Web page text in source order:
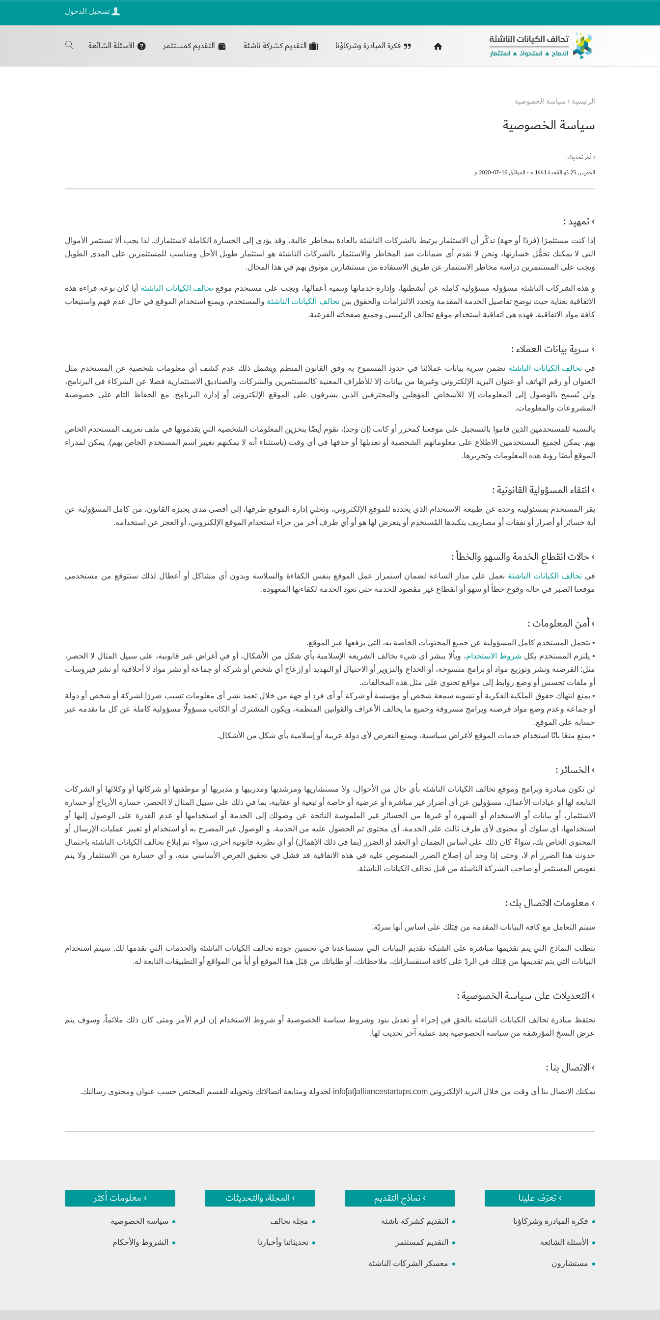
تسجيل الدخول
فكرة المبادرة وشركاؤنا التقديم كشركة ناشئة التقديم كمستثمر الأسئلة الشائعة
الرئيسية / سياسة الخصوصية
سياسة الخصوصية
› آخر تحديث :
الخميس 25 ذو القعدة 1441 ﻫ • الموافق 16-07-2020 م
› تمهيد :
إذا كنت مستثمرًا (فردًا أو جهة) تذكَّر أن الاستثمار يرتبط بالشركات الناشئة بالعادة بمخاطر عالية، وقد يؤدي إلى الخسارة الكاملة لاستثمارك. لذا يجب ألا تستثمر الأموال
التي لا يمكنك تحمُّل خسارتها، ونحن لا نقدم أي ضمانات ضد المخاطر والاستثمار بالشركات الناشئة هو استثمار طويل الأجل ومناسب للمستثمرين على المدى الطويل
ويجب على المستثمرين دراسة مخاطر الاستثمار عن طريق الاستفادة من مستشارين موثوق بهم في هذا المجال.
و هذه الشركات الناشئة مسؤولة مسؤولية كاملة عن أنشطتها، وإدارة خدماتها وتنمية أعمالها، ويجب على مستخدم موقع تحالف الكيانات الناشئة أيا كان نوعه قراءة هذه
الاتفاقية بعناية حيث توضح تفاصيل الخدمة المقدمة وتحدد الالتزامات والحقوق بينتحالف الكيانات الناشئة والمستخدم، ويمنع استخدام الموقع في حال عدم فهم واستيعاب
كافة مواد الاتفاقية. فهذه هي اتفاقية استخدام موقع تحالف الرئيسي وجميع صفحاته الفرعية.
› سرية بيانات العملاء :
في تحالف الكيانات الناشئة نضمن سرية بيانات عملائنا في حدود المسموح به وفق القانون المنظم ويشمل ذلك عدم كشف أي معلومات شخصية عن المستخدم مثل
العنوان أو رقم الهاتف أو عنوان البريد الإلكتروني وغيرها من بيانات إلا للأطراف المعنية كالمستثمرين والشركات والصناديق الاستثمارية فضلا عن الشركاء في البرنامج،
ولن يُسمح بالوصول إلى المعلومات إلا للأشخاص المؤهلين والمحترفين الذين يشرفون على الموقع الإلكتروني أو إدارة البرنامج. مع الحفاظ التام على خصوصية
المشروعات والمعلومات.
بالنسبة للمستخدمين الذين قاموا بالتسجيل على موقعنا كمحرر أو كاتب (إن وجد)، نقوم أيضًا بتخزين المعلومات الشخصية التي يقدمونها في ملف تعريف المستخدم الخاص
بهم. يمكن لجميع المستخدمين الاطلاع على معلوماتهم الشخصية أو تعديلها أو حذفها في أي وقت (باستثناء أنه لا يمكنهم تغيير اسم المستخدم الخاص بهم). يمكن لمدراء
الموقع أيضًا رؤية هذه المعلومات وتحريرها.
› انتفاء المسؤولية القانونية :
يقر المستخدم بمسئوليته وحده عن طبيعة الاستخدام الذي يحدده للموقع الإلكتروني، وتخلي إدارة الموقع طرفها، إلى أقصى مدى يجيزه القانون، من كامل المسؤولية عن
أية خسائر أو أضرار أو نفقات أو مصاريف يتكبدها المُستخدِم أو يتعرض لها هو أو أي طرف آخر من جراء استخدام الموقع الإلكتروني، أو العجز عن استخدامه.
› حالات انقطاع الخدمة والسهو والخطأ :
في تحالف الكيانات الناشئة نعمل على مدار الساعة لضمان استمرار عمل الموقع بنفس الكفاءة والسلاسة وبدون أي مشاكل أو أعطال لذلك سنتوقع من مستخدمي
موقعنا الصبر في حالة وقوع خطأ أو سهو أو انقطاع غير مقصود للخدمة حتى تعود الخدمة لكفاءتها المعهودة.
› أمن المعلومات :
• يتحمل المستخدم كامل المسؤولية عن جميع المحتويات الخاصة به، التي يرفعها عبر الموقع.
• يلتزم المستخدم بكل شروط الاستخدام، وبألا ينشر أي شيء يخالف الشريعة الإسلامية بأي شكل من الأشكال، أو في أغراض غير قانونية، على سبيل المثال لا الحصر،
مثل: القرصنة ونشر وتوزيع مواد أو برامج منسوخة، أو الخداع والتزوير أو الاحتيال أو التهديد أو إزعاج أي شخص أو شركة أو جماعة أو نشر مواد لا أخلاقية أو نشر فيروسات
أو ملفات تجسس أو وضع روابط إلى مواقع تحتوي على مثل هذه المخالفات.
• يمنع انتهاك حقوق الملكية الفكرية أو تشويه سمعة شخص أو مؤسسة أو شركة أو أي فرد أو جهة من خلال تعمد نشر أي معلومات تسبب ضررًا لشركة أو شخص أو دولة
أو جماعة وعدم وضع مواد قرصنة وبرامج مسروقة وجميع ما يخالف الأعراف والقوانين المنظمة، ويكون المشترك أو الكاتب مسؤولًا مسؤولية كاملة عن كل ما يقدمه عبر
حسابه على الموقع.
• يمنع منعًا باتًا استخدام خدمات الموقع لأغراض سياسية، ويمنع التعرض لأي دولة عربية أو إسلامية بأي شكل من الأشكال.
› الخسائر :
لن تكون مبادرة وبرامج وموقع تحالف الكيانات الناشئة بأي حال من الأحوال، ولا مستشاريها ومرشديها ومدربيها و مديريها أو موظفيها أو شركائها أو وكلائها أو الشركات
التابعة لها أو عيادات الأعمال، مسؤولين عن أي أضرار غير مباشرة أو عرضية أو خاصة أو تبعية أو عقابية، بما في ذلك على سبيل المثال لا الحصر، خسارة الأرباح أو خسارة
الاستثمار، أو بيانات أو الاستخدام أو الشهرة أو غيرها من الخسائر غير الملموسة الناتجة عن وصولك إلى الخدمة أو استخدامها أو عدم القدرة على الوصول إليها أو
استخدامها، أي سلوك أو محتوى لأي طرف ثالث على الخدمة، أي محتوى تم الحصول عليه من الخدمة، و الوصول غير المصرح به أو استخدام أو تغيير عمليات الإرسال أو
المحتوى الخاص بك، سواءً كان ذلك على أساس الضمان أو العقد أو الضرر (بما في ذلك الإهمال) أو أي نظرية قانونية أخرى، سواء تم إبلاغ تحالف الكيانات الناشئة باحتمال
حدوث هذا الضرر أم لا، وحتى إذا وجد أن إصلاح الضرر المنصوص عليه في هذه الاتفاقية قد فشل في تحقيق الغرض الأساسي منه، و أي خسارة من الاستثمار ولا يتم
تعويض المستثمر أو صاحب الشركة الناشئة من قبل تحالف الكيانات الناشئة.
› معلومات الاتصال بك :
سيتم التعامل مع كافة البيانات المقدمة من قِبَلك على أساس أنها سريّة.
تتطلب النماذج التي يتم تقديمها مباشرة على الشبكة تقديم البيانات التي ستساعدنا في تحسين جودة تحالف الكيانات الناشئة والخدمات التي نقدمها لك. سيتم استخدام
البيانات التي يتم تقديمها من قِبَلك في الردّ على كافة استفساراتك، ملاحظاتك، أو طلباتك من قِبَل هذا الموقع أو أياً من المواقع أو التطبيقات التابعة له.
› التعديلات على سياسة الخصوصية :
تحتفظ مبادرة تحالف الكيانات الناشئة بالحق في إجراء أو تعديل بنود وشروط سياسة الخصوصية أو شروط الاستخدام إن لزم الأمر ومتى كان ذلك ملائماً، وسوف يتم
عرض النسخ المؤرشفة من سياسة الخصوصية بعد عملية آخر تحديث لها.
› الاتصال بنا :
يمكنك الاتصال بنا أي وقت من خلال البريد الإلكتروني info[at]alliancestartups.com لجدولة ومتابعة اتصالاتك وتحويله للقسم المختص حسب عنوان ومحتوى رسالتك.
› تعرّف علينا
فكرة المبادرة وشركاؤنا
الأسئلة الشائعة
مستشارون
› نماذج التقديم
التقديم كشركة ناشئة
التقديم كمستثمر
معسكر الشركات الناشئة
› المجلة، والتحديثات
مجلة تحالف
تحديثاتنا وأخبارنا
› معلومات أكثر
سياسة الخصوصية
الشروط والأحكام